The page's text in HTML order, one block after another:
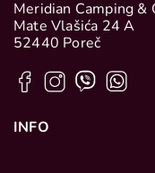
Meridian Camping &
Mate Vlašića 24 A
52440 Poreč
INFO